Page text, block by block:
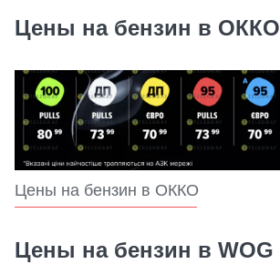
Цены на бензин в ОККО
Цены на бензин в ОККО
Цены на бензин в WOG